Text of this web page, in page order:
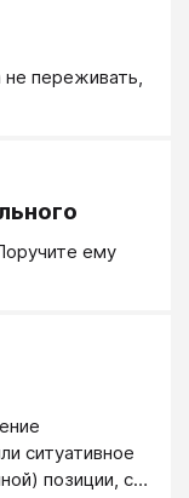
переживать,
ему
ситуативное
позиции, с